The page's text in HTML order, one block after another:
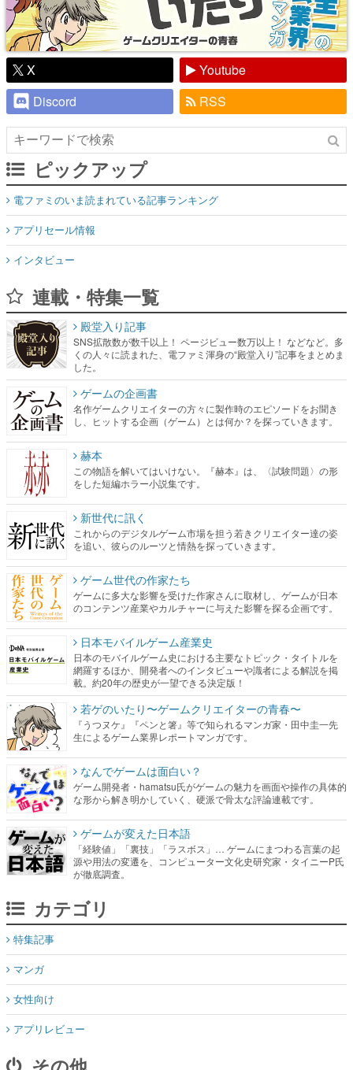
X
Youtube
Discord
RSS
ピックアップ
電ファミのいま読まれている記事ランキング
アプリセール情報
インタビュー
連載・特集一覧
殿堂入り記事
SNS拡散数が数千以上！ ページビュー数万以上！ などなど。多
くの人々に読まれた、電ファミ渾身の“殿堂入り”記事をまとめま
した。
ゲームの企画書
名作ゲームクリエイターの方々に製作時のエピソードをお聞き
し、ヒットする企画（ゲーム）とは何か？を探っていきます。
赫本
この物語を解いてはいけない。『赫本』は、〈試験問題〉の形
をした短編ホラー小説集です。
新世代に訊く
これからのデジタルゲーム市場を担う若きクリエイター達の姿
を追い、彼らのルーツと情熱を探っていきます。
ゲーム世代の作家たち
ゲームに多大な影響を受けた作家さんに取材し、ゲームが日本
のコンテンツ産業やカルチャーに与えた影響を探る企画です。
日本モバイルゲーム産業史
日本のモバイルゲーム史における主要なトピック・タイトルを
網羅するほか、開発者へのインタビューや識者による解説を掲
載。約20年の歴史が一望できる決定版！
若ゲのいたり〜ゲームクリエイターの青春〜
『うつヌケ』『ペンと箸』等で知られるマンガ家・田中圭一先
生によるゲーム業界レポートマンガです。
なんでゲームは面白い？
ゲーム開発者・hamatsu氏がゲームの魅力を画面や操作の具体的
な形から解き明かしていく、硬派で骨太な評論連載です。
ゲームが変えた日本語
「経験値」「裏技」「ラスボス」… ゲームにまつわる言葉の起
源や用法の変遷を、コンピューター文化史研究家・タイニーP氏
が徹底調査。
カテゴリ
特集記事
マンガ
女性向け
アプリレビュー